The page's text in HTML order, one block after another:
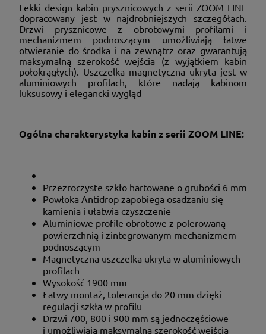
Lekki design kabin prysznicowych z serii ZOOM LINE
dopracowany jest w najdrobniejszych szczegółach.
Drzwi prysznicowe z obrotowymi profilami i
mechanizmem podnoszącym umożliwiają łatwe
otwieranie do środka i na zewnątrz oraz gwarantują
maksymalną szerokość wejścia (z wyjątkiem kabin
połokrągłych). Uszczelka magnetyczna ukryta jest w
aluminiowych profilach, które nadają kabinom
luksusowy i elegancki wygląd
Ogólna charakterystyka kabin z serii ZOOM LINE:
Przezroczyste szkło hartowane o grubości 6 mm
Powłoka Antidrop zapobiega osadzaniu się
kamienia i ułatwia czyszczenie
Aluminiowe profile obrotowe z polerowaną
powierzchnią i zintegrowanym mechanizmem
podnoszącym
Magnetyczna uszczelka ukryta w aluminiowych
profilach
Wysokość 1900 mm
Łatwy montaż, tolerancja do 20 mm dzięki
regulacji szkła w profilu
Drzwi 700, 800 i 900 mm są jednoczęściowe
i umożliwiają maksymalną szerokość wejścia